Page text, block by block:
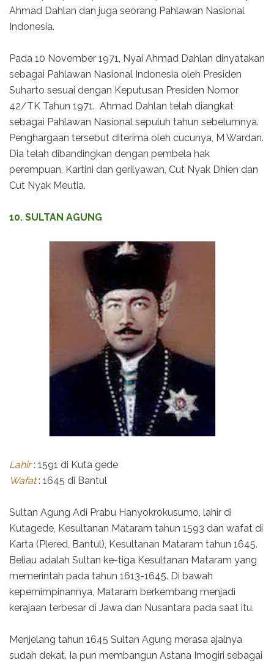
Ahmad Dahlan dan juga seorang Pahlawan Nasional
Indonesia.
Pada 10 November 1971, Nyai Ahmad Dahlan dinyatakan
sebagai Pahlawan Nasional Indonesia oleh Presiden
Suharto sesuai dengan Keputusan Presiden Nomor
42/TK Tahun 1971. Ahmad Dahlan telah diangkat
sebagai Pahlawan Nasional sepuluh tahun sebelumnya.
Penghargaan tersebut diterima oleh cucunya, M Wardan.
Dia telah dibandingkan dengan pembela hak
perempuan, Kartini dan gerilyawan, Cut Nyak Dhien dan
Cut Nyak Meutia.
10. SULTAN AGUNG
Lahir: 1591 di Kuta gede
Wafat: 1645 di Bantul
Sultan Agung Adi Prabu Hanyokrokusumo, lahir di
Kutagede, Kesultanan Mataram tahun 1593 dan wafat di
Karta (Plered, Bantul), Kesultanan Mataram tahun 1645.
Beliau adalah Sultan ke-tiga Kesultanan Mataram yang
memerintah pada tahun 1613-1645. Di bawah
kepemimpinannya, Mataram berkembang menjadi
kerajaan terbesar di Jawa dan Nusantara pada saat itu.
Menjelang tahun 1645 Sultan Agung merasa ajalnya
sudah dekat. Ia pun membangun Astana Imogiri sebagai